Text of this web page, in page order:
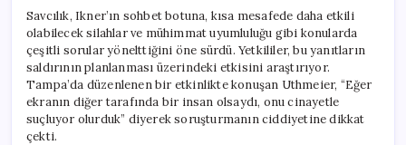
Savcılık, Ikner’ın sohbet botuna, kısa mesafede daha etkili
olabilecek silahlar ve mühimmat uyumluluğu gibi konularda
çeşitli sorular yönelttiğini öne sürdü. Yetkililer, bu yanıtların
saldırının planlanması üzerindeki etkisini araştırıyor.
Tampa’da düzenlenen bir etkinlikte konuşan Uthmeier, “Eğer
ekranın diğer tarafında bir insan olsaydı, onu cinayetle
suçluyor olurduk” diyerek soruşturmanın ciddiyetine dikkat
çekti.